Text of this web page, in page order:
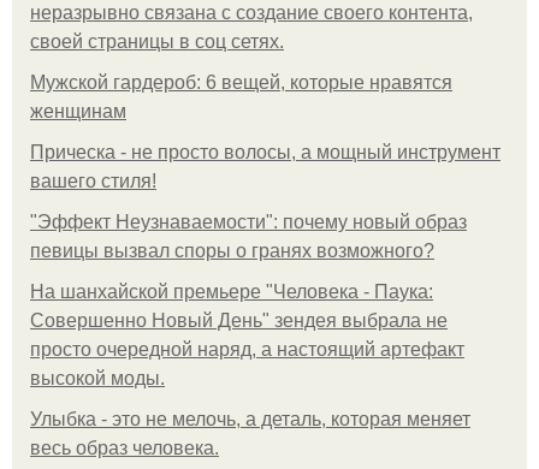
неразрывно связана с создание своего контента,
своей страницы в соц сетях.
Мужской гардероб: 6 вещей, которые нравятся
женщинам
Прическа - не просто волосы, а мощный инструмент
вашего стиля!
"Эффект Неузнаваемости": почему новый образ
певицы вызвал споры о гранях возможного?
На шанхайской премьере "Человека - Паука:
Совершенно Новый День" зендея выбрала не
просто очередной наряд, а настоящий артефакт
высокой моды.
Улыбка - это не мелочь, а деталь, которая меняет
весь образ человека.